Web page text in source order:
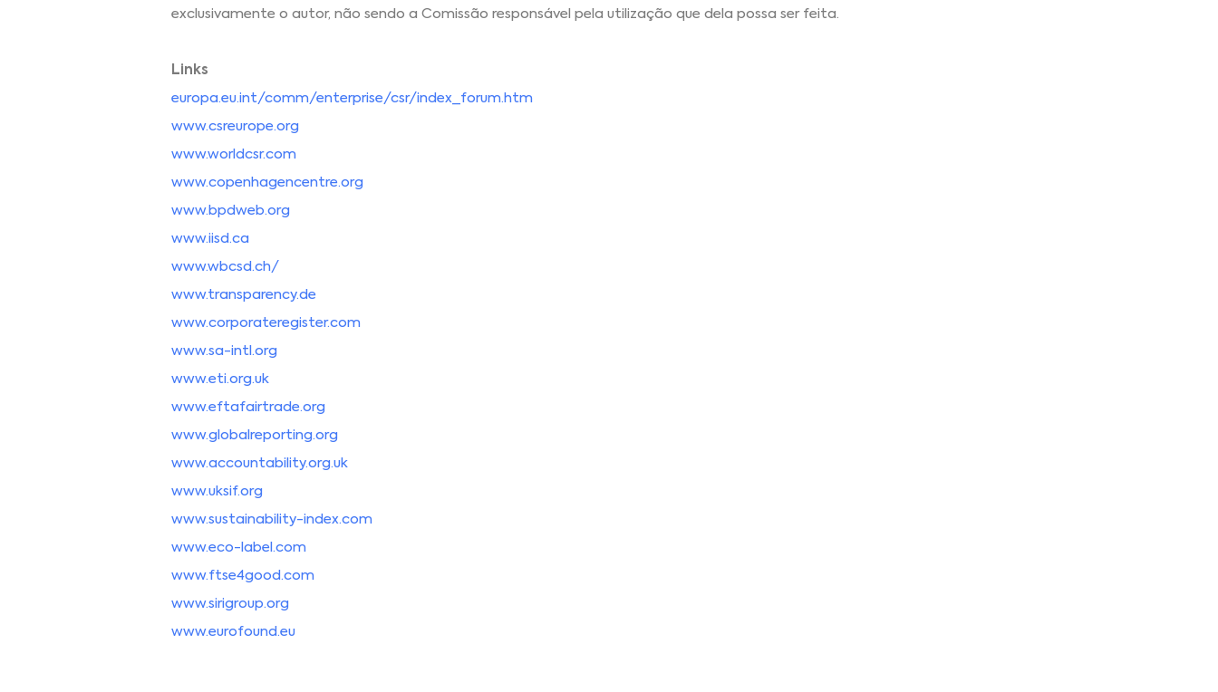
exclusivamente o autor, não sendo a Comissão responsável pela utilização que dela possa ser feita.
Links
europa.eu.int/comm/enterprise/csr/index_forum.htm
www.csreurope.org
www.worldcsr.com
www.copenhagencentre.org
www.bpdweb.org
www.iisd.ca
www.wbcsd.ch/
www.transparency.de
www.corporateregister.com
www.sa-intl.org
www.eti.org.uk
www.eftafairtrade.org
www.globalreporting.org
www.accountability.org.uk
www.uksif.org
www.sustainability-index.com
www.eco-label.com
www.ftse4good.com
www.sirigroup.org
www.eurofound.eu